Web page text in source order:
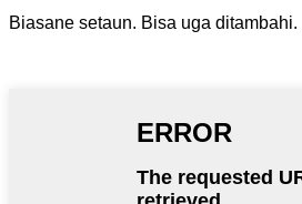
Biasane setaun. Bisa uga ditambahi.